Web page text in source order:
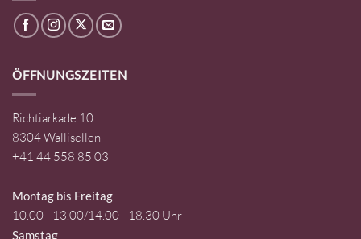
ÖFFNUNGSZEITEN
Richtiarkade 10
8304 Wallisellen
+41 44 558 85 03
Montag bis Freitag
10.00 - 13.00/14.00 - 18.30 Uhr
Samstag